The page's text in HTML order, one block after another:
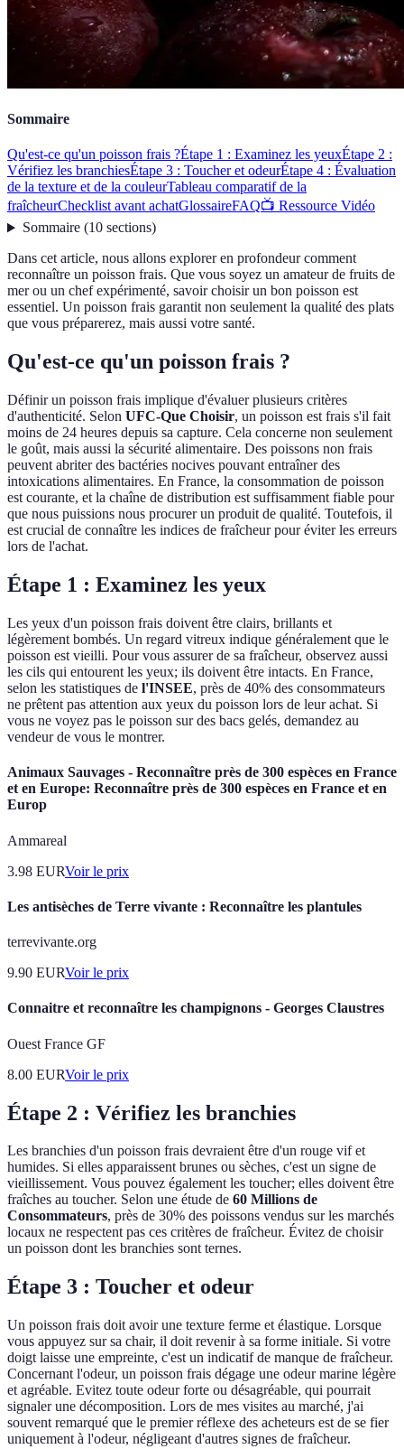
Sommaire
Qu'est-ce qu'un poisson frais ?Étape 1 : Examinez les yeuxÉtape 2 :
Vérifiez les branchiesÉtape 3 : Toucher et odeurÉtape 4 : Évaluation
de la texture et de la couleurTableau comparatif de la
fraîcheurChecklist avant achatGlossaireFAQ📺 Ressource Vidéo
Sommaire(10 sections)
Dans cet article, nous allons explorer en profondeur comment
reconnaître un poisson frais. Que vous soyez un amateur de fruits de
mer ou un chef expérimenté, savoir choisir un bon poisson est
essentiel. Un poisson frais garantit non seulement la qualité des plats
que vous préparerez, mais aussi votre santé.
Qu'est-ce qu'un poisson frais ?
Définir un poisson frais implique d'évaluer plusieurs critères
d'authenticité. Selon UFC-Que Choisir, un poisson est frais s'il fait
moins de 24 heures depuis sa capture. Cela concerne non seulement
le goût, mais aussi la sécurité alimentaire. Des poissons non frais
peuvent abriter des bactéries nocives pouvant entraîner des
intoxications alimentaires. En France, la consommation de poisson
est courante, et la chaîne de distribution est suffisamment fiable pour
que nous puissions nous procurer un produit de qualité. Toutefois, il
est crucial de connaître les indices de fraîcheur pour éviter les erreurs
lors de l'achat.
Étape 1 : Examinez les yeux
Les yeux d'un poisson frais doivent être clairs, brillants et
légèrement bombés. Un regard vitreux indique généralement que le
poisson est vieilli. Pour vous assurer de sa fraîcheur, observez aussi
les cils qui entourent les yeux; ils doivent être intacts. En France,
selon les statistiques de l'INSEE, près de 40% des consommateurs
ne prêtent pas attention aux yeux du poisson lors de leur achat. Si
vous ne voyez pas le poisson sur des bacs gelés, demandez au
vendeur de vous le montrer.
Animaux Sauvages - Reconnaître près de 300 espèces en France
et en Europe: Reconnaître près de 300 espèces en France et en
Europ
Ammareal
3.98 EURVoir le prix
Les antisèches de Terre vivante : Reconnaître les plantules
terrevivante.org
9.90 EURVoir le prix
Connaitre et reconnaître les champignons - Georges Claustres
Ouest France GF
8.00 EURVoir le prix
Étape 2 : Vérifiez les branchies
Les branchies d'un poisson frais devraient être d'un rouge vif et
humides. Si elles apparaissent brunes ou sèches, c'est un signe de
vieillissement. Vous pouvez également les toucher; elles doivent être
fraîches au toucher. Selon une étude de 60 Millions de
Consommateurs, près de 30% des poissons vendus sur les marchés
locaux ne respectent pas ces critères de fraîcheur. Évitez de choisir
un poisson dont les branchies sont ternes.
Étape 3 : Toucher et odeur
Un poisson frais doit avoir une texture ferme et élastique. Lorsque
vous appuyez sur sa chair, il doit revenir à sa forme initiale. Si votre
doigt laisse une empreinte, c'est un indicatif de manque de fraîcheur.
Concernant l'odeur, un poisson frais dégage une odeur marine légère
et agréable. Evitez toute odeur forte ou désagréable, qui pourrait
signaler une décomposition. Lors de mes visites au marché, j'ai
souvent remarqué que le premier réflexe des acheteurs est de se fier
uniquement à l'odeur, négligeant d'autres signes de fraîcheur.